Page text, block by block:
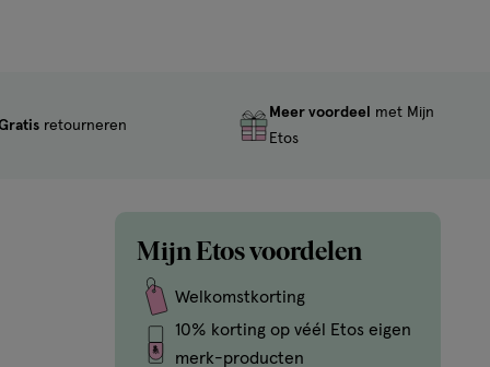
retourneren
Meer voordeel
met Mijn
Etos
Mijn Etos voordelen
Welkomstkorting
10% korting op véél Etos eigen
merk-producten